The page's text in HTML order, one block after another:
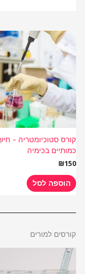
קורס סטוכיומטריה –
כמותיים בכימיה
₪150
הוספה לסל
קורסים למורים
היה: